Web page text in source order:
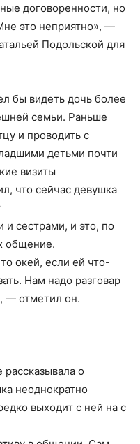
договоренности, но
это неприятно», —
Подольской для
бы видеть дочь более
семьи. Раньше
и проводить с
детьми почти
визиты
что сейчас девушка
и сестрами, и это, по
общение.
окей, если ей что-
Нам надо разговар
— отметил он.
о
неоднократно
выходит с ней на с